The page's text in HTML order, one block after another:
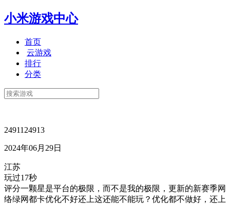
小米游戏中心
首页
云游戏
排行
分类
2491124913
2024年06月29日
江苏
玩过17秒
评分一颗星是平台的极限，而不是我的极限，更新的新赛季网
络绿网都卡优化不好还上这还能不能玩？优化都不做好，还上